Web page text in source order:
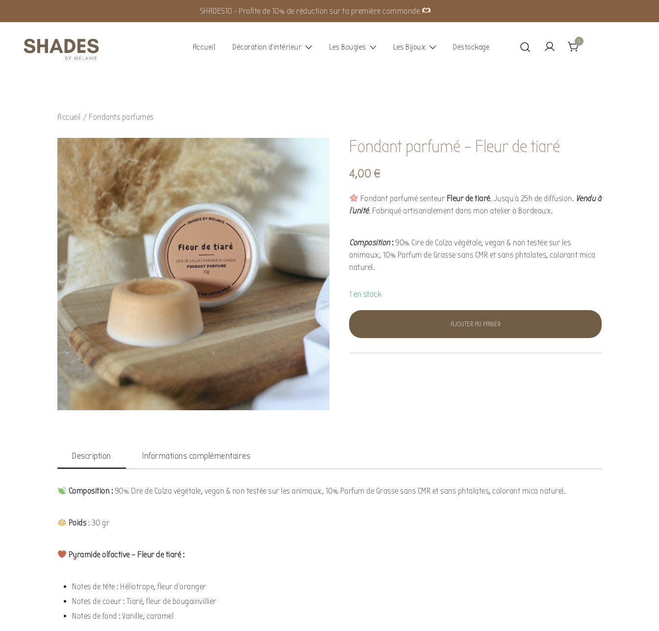
SHADES10 - Profite de 10% de réduction sur ta première commande
Accueil Décoration d’intérieur Les Bougies Les Bijoux Déstockage
0
Accueil / Fondants parfumés
Fondant parfumé – Fleur de tiaré
4,00 €
Fondant parfumé senteur Fleur de tiaré. Jusqu’à 25h de diffusion. Vendu à
l’unité. Fabriqué artisanalement dans mon atelier à Bordeaux.
Composition: 90% Cire de Colza végétale, vegan & non testée sur les
animaux, 10% Parfum de Grasse sans CMR et sans phtalates, colorant mica
naturel.
1 en stock
AJOUTER AU PANIER
Description Informations complémentaires
Composition : 90% Cire de Colza végétale, vegan & non testée sur les animaux, 10% Parfum de Grasse sans CMR et sans phtalates, colorant mica naturel.
Poids : 30 gr
Pyramide olfactive – Fleur de tiaré :
Notes de tête : Héliotrope, fleur d’oranger
Notes de coeur : Tiaré, fleur de bougainvillier
Notes de fond : Vanille, caramel